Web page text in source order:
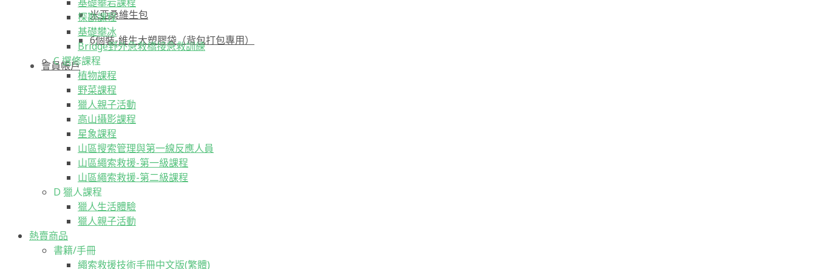
米亞桑維生包
6個裝-維生大塑膠袋（背包打包專用）
會員帳戶
基礎攀岩課程
探勘課程
基礎攀冰
Bridge野外急救橋接急救訓練
C 選修課程
植物課程
野菜課程
獵人親子活動
高山攝影課程
星象課程
山區搜索管理與第一線反應人員
山區繩索救援-第一級課程
山區繩索救援-第二級課程
D 獵人課程
獵人生活體驗
獵人親子活動
熱賣商品
書籍/手冊
繩索救援技術手冊中文版(繁體)